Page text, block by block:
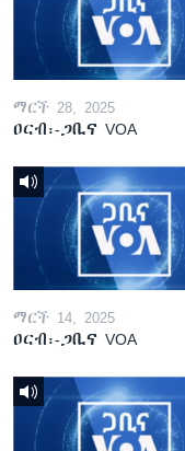
ማርች 28, 2025
ዐርብ፡-ጋቢና VOA
ማርች 14, 2025
ዐርብ፡-ጋቢና VOA